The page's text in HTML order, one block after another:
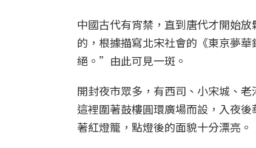
中國古代有宵禁，直到唐代才開始
的 ，根據描寫北宋社會的《東京夢
絕。”由此可見一斑。
開封夜市眾多，有西司、小宋城、
這裡圍著鼓樓圓環廣場而設，入夜
著紅燈籠，點燈後的面貌十分漂亮。